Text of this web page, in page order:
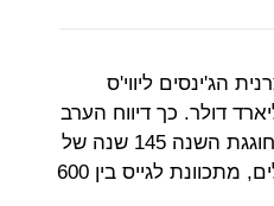
הג'ינסים ליווי'ס
לצאת להנפקה לפי שווי חברה של 5 מיליארד דולר. כך דיווח הערב
(ד') אתר CNBC לפי גורמים המקורבים לנושא. החברה, שחוגגת השנה 145 שנה של
פעילות והייתה הראשונה אי פעם שייצרה מכנסי ג'ינס כחולים, מתכוונת לגייס בין 600